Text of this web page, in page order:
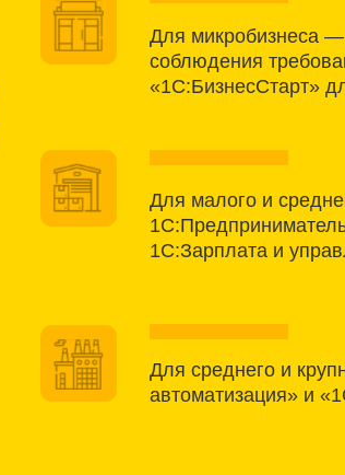
Для микробизнеса
соблюдения
«1С:БизнесСтарт»
Для малого и
1С:Зарплата и
Для среднего и
автоматизация» и